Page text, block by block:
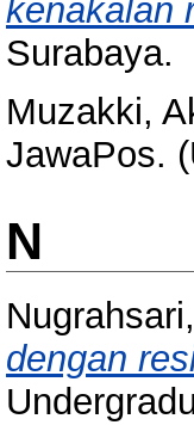
kenakalan
Surabaya.
Muzakki,
JawaPos.
N
dengan